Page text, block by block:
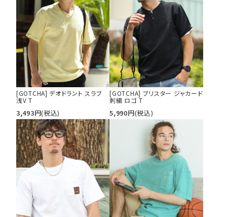
[GOTCHA] デオドラント スラブ
浅V T
3,493円(税込)
[GOTCHA] ブリスター ジャカード
刺繍 ロゴ T
5,990円(税込)